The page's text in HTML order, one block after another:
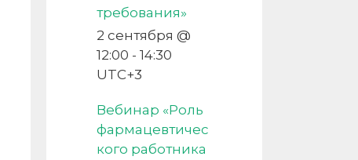
требования»
2 сентября @
12:00 - 14:30
UTC+3
Вебинар «Роль
фармацевтичес
кого работника